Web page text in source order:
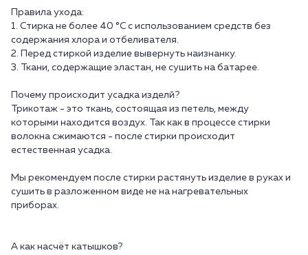
Правила ухода:
1. Стирка не более 40 °C с использованием средств без
содержания хлора и отбеливателя.
2. Перед стиркой изделие вывернуть наизнанку.
3. Ткани, содержащие эластан, не сушить на батарее.
Почему происходит усадка изделй?
Трикотаж - это ткань, состоящая из петель, между
которыми находится воздух. Так как в процессе стирки
волокна сжимаются - после стирки происходит
естественная усадка.
Мы рекомендуем после стирки растянуть изделие в руках и
сушить в разложенном виде не на нагревательных
приборах.
А как насчёт катышков?